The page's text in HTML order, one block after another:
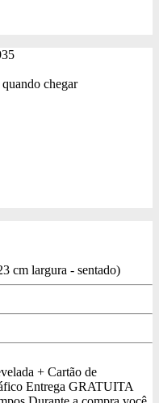
chegar
cm largura - sentado)
+ Cartão de
Entrega GRATUITA